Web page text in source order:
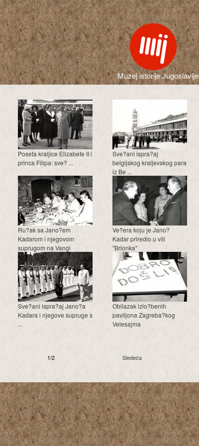
Muzej istorije Jugoslavije
Poseta kraljice Elizabete II i
princa Filipa: sve? ...
Sve?ani ispra?aj
belgijskog kraljevskog para
iz Be ...
Ru?ak sa Jano?em
Kadarom i njegovom
suprugom na Vangi
Ve?era koju je Jano?
Kadar priredio u vili
"Brionka"
Sve?ani ispra?aj Jano?a
Kadara i njegove supruge s
...
Obilazak izlo?benih
paviljona Zagreba?kog
Velesajma
1/2 Sledeća